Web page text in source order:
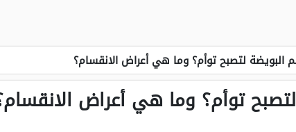
لتصبح توأم؟ وما هي أعراض الانقسام؟
توأم؟ وما هي أعراض